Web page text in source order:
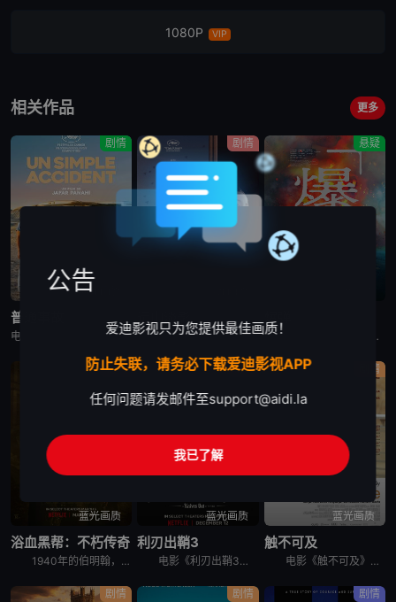
1080P VIP
相关作品 更多
剧情
蓝光画质
普通事故
电影《普通事故》讲述了，一场看似微不足道的事故，却引发连锁反应，导致事态不断升级。
剧情
电影《远山淡影》讲述了：1982年，英国。一位年轻有抱负的日英混血作家准备书写其母亲——1952年，英国。战后移英的日本妇人悦子，因长女自杀而忆起在长崎的最后一段时光。悦子与妇人幸子相遇，幸子也准
悬疑
一个神秘中年男子醉酒后袭击了一台自动售货机和便利店店员，被警方拘留。他声称自己拥有超能力，并预测东京将有炸弹。从秋叶原爆炸事件算起，他预测接下来还会有三次爆炸，间隔一小时。随后，他一边回避着警察的
剧情
蓝光画质
浴血黑帮：不朽传奇
1940年的伯明翰，在第二次世界大战的混乱中，汤米·谢尔比（基里安·墨菲 饰）从自我放逐中回归，直面着迄今为止最具破坏性的清算。家族和国家的未来岌岌可危，汤米必须面对自己心中的恶魔，并选择是直面它
剧情
蓝光画质
利刃出鞘3
电影《利刃出鞘3》讲述了：大侦探布兰科（丹尼尔·克雷格 饰）来到有着黑暗历史的小镇教会，与诚恳的年轻神父（乔什·奥康纳 饰）携手合作，调查一桩不可能的完美犯罪。
剧情
蓝光画质
触不可及
电影《触不可及》讲述了：因为一次跳伞事故，白人富翁菲利普Philippe（弗朗索瓦·克鲁塞 François Cluzet 饰）瘫痪在床，欲招聘一名全职陪护。由于薪酬高，应聘者云集，个个舌灿莲花，
剧情 剧情 剧情
公告
爱迪影视只为您提供最佳画质！
防止失联，请务必下载爱迪影视APP
任何问题请发邮件至support@aidi.la
我已了解